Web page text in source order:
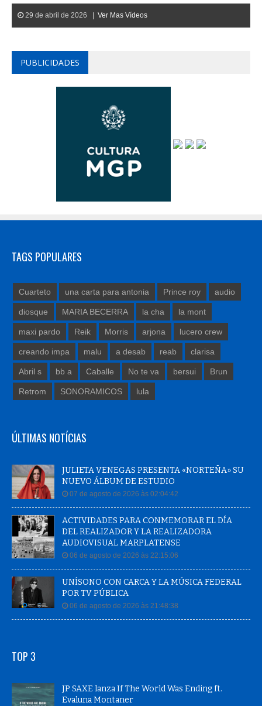
29 de abril de 2026 | Ver Mas Vídeos
PUBLICIDADES
TAGS POPULARES
Cuarteto una carta para antonia Prince roy audio
diosque MARIA BECERRA la cha la mont
maxi pardo Reik Morris arjona lucero crew
creando impa malu a desab reab clarisa
Abril s bb a Caballe No te va bersui Brun
Retrom SONORAMICOS lula
ÚLTIMAS NOTÍCIAS
JULIETA VENEGAS PRESENTA «NORTEÑA» SU
NUEVO ÁLBUM DE ESTUDIO
07 de agosto de 2026 às 02:04:42
ACTIVIDADES PARA CONMEMORAR EL DÍA
DEL REALIZADOR Y LA REALIZADORA
AUDIOVISUAL MARPLATENSE
06 de agosto de 2026 às 22:15:06
UNÍSONO CON CARCA Y LA MÚSICA FEDERAL
POR TV PÚBLICA
06 de agosto de 2026 às 21:48:38
TOP 3
JP SAXE lanza If The World Was Ending ft.
Evaluna Montaner